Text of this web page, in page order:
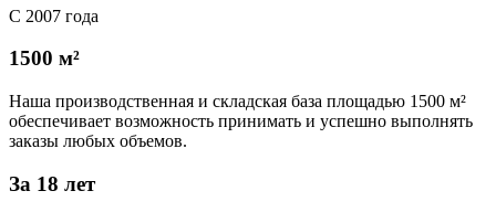
С 2007 года
1500 м²
Наша производственная и складская база площадью 1500 м²
обеспечивает возможность принимать и успешно выполнять
заказы любых объемов.
За 18 лет